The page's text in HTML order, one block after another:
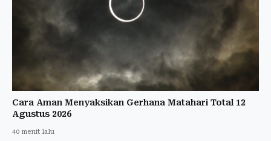
Cara Aman Menyaksikan Gerhana Matahari Total 12
Agustus 2026
40 menit lalu